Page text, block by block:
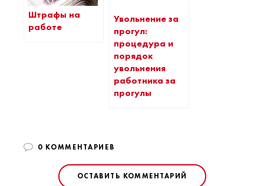
Штрафы на
работе
Увольнение за
прогул:
процедура и
порядок
увольнения
работника за
прогулы
0 КОММЕНТАРИЕВ
ОСТАВИТЬ КОММЕНТАРИЙ